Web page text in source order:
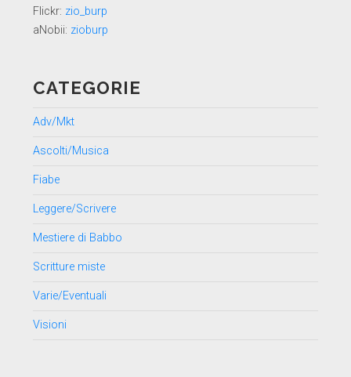
Flickr: zio_burp
aNobii: zioburp
CATEGORIE
Adv/Mkt
Ascolti/Musica
Fiabe
Leggere/Scrivere
Mestiere di Babbo
Scritture miste
Varie/Eventuali
Visioni